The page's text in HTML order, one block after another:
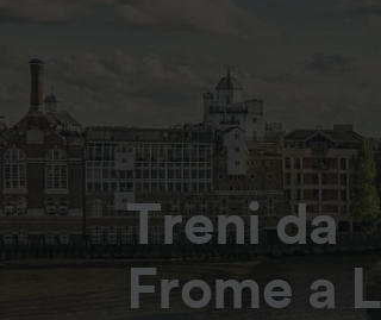
Treni da
Frome a